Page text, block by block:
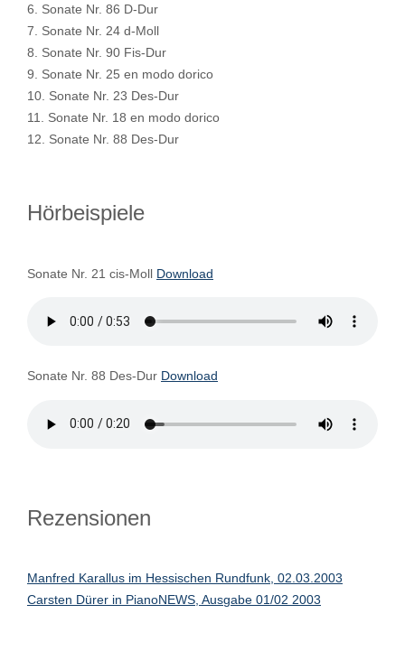
6. Sonate Nr. 86 D-Dur
7. Sonate Nr. 24 d-Moll
8. Sonate Nr. 90 Fis-Dur
9. Sonate Nr. 25 en modo dorico
10. Sonate Nr. 23 Des-Dur
11. Sonate Nr. 18 en modo dorico
12. Sonate Nr. 88 Des-Dur
Hörbeispiele
Sonate Nr. 21 cis-Moll Download
Sonate Nr. 88 Des-Dur Download
Rezensionen
Manfred Karallus im Hessischen Rundfunk, 02.03.2003
Carsten Dürer in PianoNEWS, Ausgabe 01/02 2003